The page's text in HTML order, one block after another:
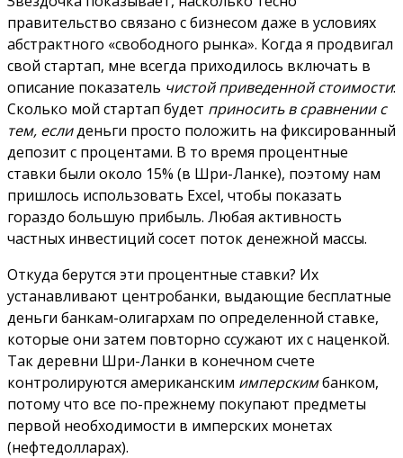
правительство связано с бизнесом даже в условиях
абстрактного «свободного рынка». Когда я продвигал
свой стартап, мне всегда приходилось включать в
описание показатель чистой приведенной стоимости:
Сколько мой стартап будет приносить в сравнении с
тем, еслиденьги просто положить на фиксированный
депозит с процентами. В то время процентные
ставки были около 15% (в Шри-Ланке), поэтому нам
пришлось использовать Excel, чтобы показать
гораздо большую прибыль. Любая активность
частных инвестиций сосет поток денежной массы.
Откуда берутся эти процентные ставки? Их
устанавливают центробанки, выдающие бесплатные
деньги банкам-олигархам по определенной ставке,
которые они затем повторно ссужают их с наценкой.
Так деревни Шри-Ланки в конечном счете
контролируются американским имперскимбанком,
потому что все по-прежнему покупают предметы
первой необходимости в имперских монетах
(нефтедолларах).